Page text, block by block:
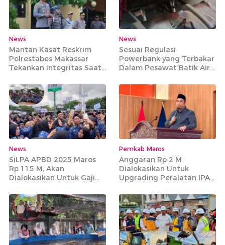
News
Mantan Kasat Reskrim
Polrestabes Makassar
Tekankan Integritas Saat
Mapolres Maros
News
Sesuai Regulasi
Powerbank yang Terbakar
Dalam Pesawat Batik Air
Bisa Dibawa
News
SiLPA APBD 2025 Maros
Rp 115 M, Akan
Dialokasikan Untuk Gaji
Pemkab Maros
Anggaran Rp 2 M
Dialokasikan Untuk
Upgrading Peralatan IPA